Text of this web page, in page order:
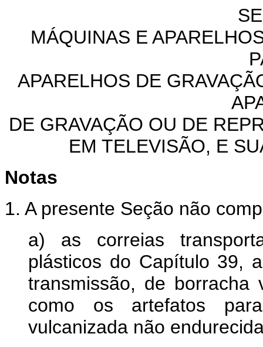
MÁQUINAS E
APARELHOS DE
DE GRAVAÇÃO OU DE
EM TELEVISÃO, E
Notas
1. A presente Seção não
a) as correias
plásticos do Capítulo 39,
transmissão, de borracha
como os artefatos
vulcanizada não